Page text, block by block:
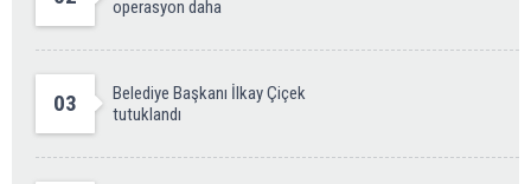
operasyon daha
03
Belediye Başkanı İlkay Çiçek
tutuklandı